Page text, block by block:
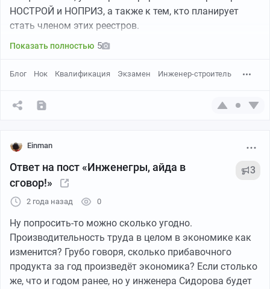
НОСТРОЙ и НОПРИЗ, а также к тем, кто планирует
стать членом этих реестров.
Показать полностью 5
Блог Нок Квалификация Экзамен Инженер-строитель
Einman
Ответ на пост «Инженегры, айда в
сговор!»
3
2 года назад 0
Ну попросить-то можно сколько угодно.
Производительность труда в целом в экономике как
изменится? Грубо говоря, сколько прибавочного
продукта за год произведёт экономика? Если столько
же, что и годом ранее, но у инженера Сидорова будет